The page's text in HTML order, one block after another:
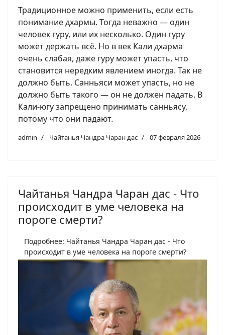
Традиционное можно применить, если есть
понимание дхармы. Тогда неважно — один
человек гуру, или их несколько. Один гуру
может держать всё. Но в век Кали дхарма
очень слабая, даже гуру может упасть, что
становится нередким явлением иногда. Так не
должно быть. Санньяси может упасть, но не
должно быть такого — он не должен падать. В
Кали-югу запрещено принимать санньясу,
потому что они падают.
admin Чайтанья Чандра Чаран дас 07 февраля 2026
Чайтанья Чандра Чаран дас - Что
происходит в уме человека на
пороге смерти?
Подробнее: Чайтанья Чандра Чаран дас - Что
происходит в уме человека на пороге смерти?